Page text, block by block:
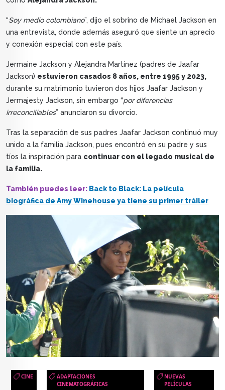
“Soy medio colombiano”, dijo el sobrino de Michael Jackson en
una entrevista, donde además aseguró que siente un aprecio
y conexión especial con este país.
Jermaine Jackson y Alejandra Martínez (padres de Jaafar
Jackson) estuvieron casados 8 años, entre 1995 y 2023,
durante su matrimonio tuvieron dos hijos Jaafar Jackson y
Jermajesty Jackson, sin embargo “por diferencias
irreconciliables” anunciaron su divorcio.
Tras la separación de sus padres Jaafar Jackson continuó muy
unido a la familia Jackson, pues encontró en su padre y sus
tíos la inspiración para continuar con el legado musical de
la familia.
También puedes leer: Back to Black: La película
biográfica de Amy Winehouse ya tiene su primer tráiler
CINE
ADAPTACIONES
CINEMATOGRÁFICAS
NUEVAS
PELÍCULAS